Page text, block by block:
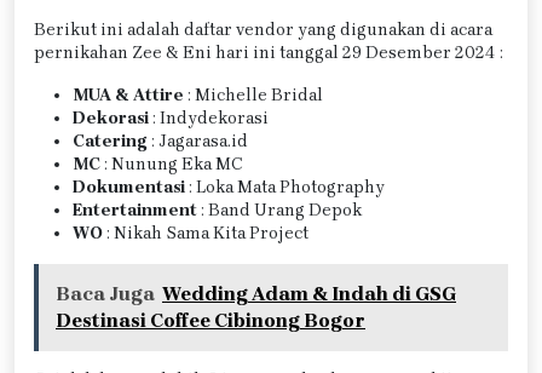
Berikut ini adalah daftar vendor yang digunakan di acara
pernikahan Zee & Eni hari ini tanggal 29 Desember 2024 :
MUA & Attire : Michelle Bridal
Dekorasi: Indydekorasi
Catering: Jagarasa.id
MC: Nunung Eka MC
Dokumentasi: Loka Mata Photography
Entertainment: Band Urang Depok
WO: Nikah Sama Kita Project
Baca Juga Wedding Adam & Indah di GSG
Destinasi Coffee Cibinong Bogor